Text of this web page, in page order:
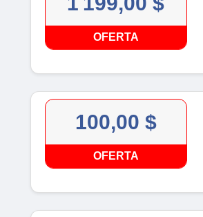
OFERTA
100,00 $
OFERTA